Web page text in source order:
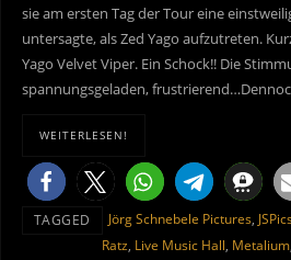
sie am ersten Tag der Tour eine
untersagte, als Zed Yago aufzutreten.
Yago Velvet Viper. Ein Schock!! Die
spannungsgeladen,
WEITERLESEN!
TAGGED Jörg Schnebele Pictures, JSPics
Ratz, Live Music Hall, Metalium,